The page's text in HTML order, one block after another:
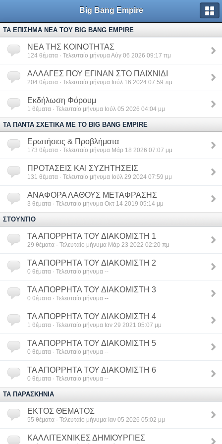
Big Bang Empire
ΤΑ ΕΠΙΣΗΜΑ ΝΕΑ ΤΟΥ BIG BANG EMPIRE
ΝΕΑ ΤΗΣ ΚΟΙΝΟΤΗΤΑΣ
124 θέματα · Τελευταίο μήνυμα Αύγ 06 2026 09:17 πμ
ΑΛΛΑΓΕΣ ΠΟΥ ΕΓΙΝΑΝ ΣΤΟ ΠΑΙΧΝΙΔΙ
204 θέματα · Τελευταίο μήνυμα Ιούλ 16 2024 07:59 πμ
Εκδήλωση Φόρουμ
1 θέματα · Τελευταίο μήνυμα Ιούλ 05 2026 04:04 μμ
ΤΑ ΠΑΝΤΑ ΣΧΕΤΙΚΑ ΜΕ ΤΟ BIG BANG EMPIRE
Ερωτήσεις & Προβλήματα
173 θέματα · Τελευταίο μήνυμα Μάρ 18 2026 07:07 μμ
ΠΡΟΤΑΣΕΙΣ ΚΑΙ ΣΥΖΗΤΗΣΕΙΣ
131 θέματα · Τελευταίο μήνυμα Ιούλ 29 2024 07:59 μμ
ΑΝΑΦΟΡΑ ΛΑΘΟΥΣ ΜΕΤΑΦΡΑΣΗΣ
3 θέματα · Τελευταίο μήνυμα Οκτ 14 2019 05:14 μμ
ΣΤΟΥΝΤΙΟ
ΤΑ ΑΠΟΡΡΗΤΑ ΤΟΥ ΔΙΑΚΟΜΙΣΤΗ 1
29 θέματα · Τελευταίο μήνυμα Μάρ 23 2022 02:20 πμ
ΤΑ ΑΠΟΡΡΗΤΑ ΤΟΥ ΔΙΑΚΟΜΙΣΤΗ 2
0 θέματα · Τελευταίο μήνυμα --
ΤΑ ΑΠΟΡΡΗΤΑ ΤΟΥ ΔΙΑΚΟΜΙΣΤΗ 3
0 θέματα · Τελευταίο μήνυμα --
ΤΑ ΑΠΟΡΡΗΤΑ ΤΟΥ ΔΙΑΚΟΜΙΣΤΗ 4
1 θέματα · Τελευταίο μήνυμα Ιαν 29 2021 05:07 μμ
ΤΑ ΑΠΟΡΡΗΤΑ ΤΟΥ ΔΙΑΚΟΜΙΣΤΗ 5
0 θέματα · Τελευταίο μήνυμα --
ΤΑ ΑΠΟΡΡΗΤΑ ΤΟΥ ΔΙΑΚΟΜΙΣΤΗ 6
0 θέματα · Τελευταίο μήνυμα --
ΤΑ ΠΑΡΑΣΚΗΝΙΑ
ΕΚΤΟΣ ΘΕΜΑΤΟΣ
55 θέματα · Τελευταίο μήνυμα Ιαν 05 2026 05:02 μμ
ΚΑΛΛΙΤΕΧΝΙΚΕΣ ΔΗΜΙΟΥΡΓΙΕΣ